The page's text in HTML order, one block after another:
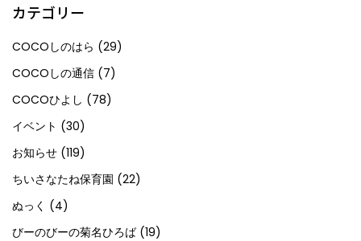
カテゴリー
COCOしのはら (29)
COCOしの通信 (7)
COCOひよし (78)
イベント (30)
お知らせ (119)
ちいさなたね保育園 (22)
ぬっく (4)
びーのびーの菊名ひろば(19)